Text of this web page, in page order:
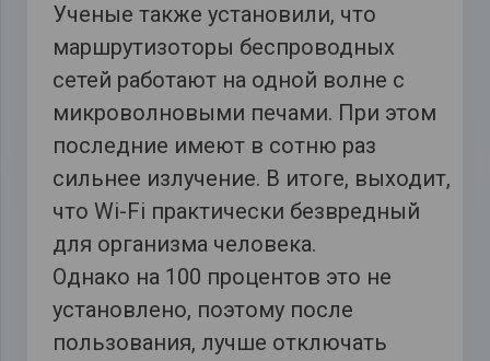
Ученые также установили, что
маршрутизоторы беспроводных
сетей работают на одной волне с
микроволновыми печами. При этом
последние имеют в сотню раз
сильнее излучение. В итоге, выходит,
что Wi-Fi практически безвредный
для организма человека.
Однако на 100 процентов это не
установлено, поэтому после
пользования, лучше отключать